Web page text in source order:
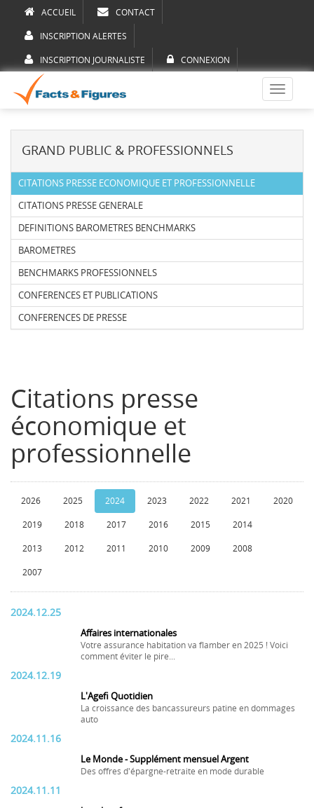
ACCUEIL CONTACT
INSCRIPTION ALERTES
INSCRIPTION JOURNALISTE CONNEXION
Toggle
GRAND PUBLIC & PROFESSIONNELS
CITATIONS PRESSE ECONOMIQUE ET PROFESSIONNELLE
CITATIONS PRESSE GENERALE
DEFINITIONS BAROMETRES BENCHMARKS
BAROMETRES
BENCHMARKS PROFESSIONNELS
CONFERENCES ET PUBLICATIONS
CONFERENCES DE PRESSE
Citations presse
économique et
professionnelle
2026 2025 2024 2023 2022 2021 2020
2019 2018 2017 2016 2015 2014
2013 2012 2011 2010 2009 2008
2007
2024.12.25
Affaires internationales
Votre assurance habitation va flamber en 2025 ! Voici
comment éviter le pire...
2024.12.19
L'Agefi Quotidien
La croissance des bancassureurs patine en dommages
auto
2024.11.16
Le Monde - Supplément mensuel Argent
Des offres d'épargne-retraite en mode durable
2024.11.11